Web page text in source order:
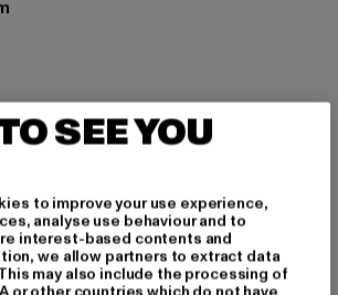
offwhite/black/red
80% Baumwolle, 20%
Agency GmbH & Co. KG |
SEE YOU
to improve your use experience,
analyse use behaviour and to
interest-based contents and
we allow partners to extract data
may also include the processing of